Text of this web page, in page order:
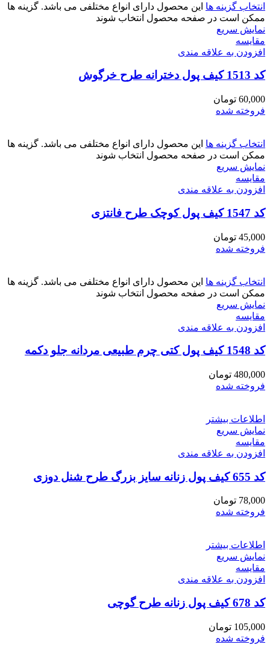
انتخاب گزینه ها این محصول دارای انواع مختلفی می باشد. گزینه ها
ممکن است در صفحه محصول انتخاب شوند
نمایش سریع
مقايسه
افزودن به علاقه مندی
کد 1513 کیف پول دخترانه طرح خرگوش
60,000 تومان
فروخته شده
انتخاب گزینه ها این محصول دارای انواع مختلفی می باشد. گزینه ها
ممکن است در صفحه محصول انتخاب شوند
نمایش سریع
مقايسه
افزودن به علاقه مندی
کد 1547 کیف پول کوچک طرح فانتزی
45,000 تومان
فروخته شده
انتخاب گزینه ها این محصول دارای انواع مختلفی می باشد. گزینه ها
ممکن است در صفحه محصول انتخاب شوند
نمایش سریع
مقايسه
افزودن به علاقه مندی
کد 1548 کیف پول کتی چرم طبیعی مردانه جلو دکمه
480,000 تومان
فروخته شده
اطلاعات بیشتر
نمایش سریع
مقايسه
افزودن به علاقه مندی
کد 655 کیف پول زنانه سایز بزرگ طرح شنل دوزی
78,000 تومان
فروخته شده
اطلاعات بیشتر
نمایش سریع
مقايسه
افزودن به علاقه مندی
کد 678 کیف پول زنانه طرح گوچی
105,000 تومان
فروخته شده